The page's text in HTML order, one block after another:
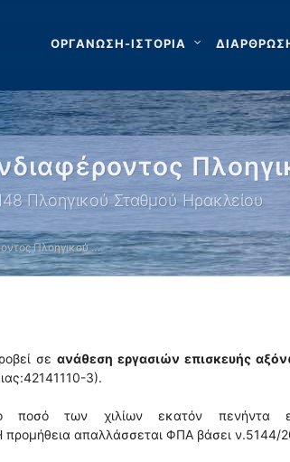
ΟΡΓΑΝΩΣΗ-ΙΣΤΟΡΙΑ
Πλοηγικού Σταθμού Ηρακλείου
Πλοηγικού …
σε ανάθεση εργασιών επισκευής
3).
ποσό των χιλίων εκατόν πενήντα
απαλλάσσεται ΦΠΑ βάσει ν.5144/